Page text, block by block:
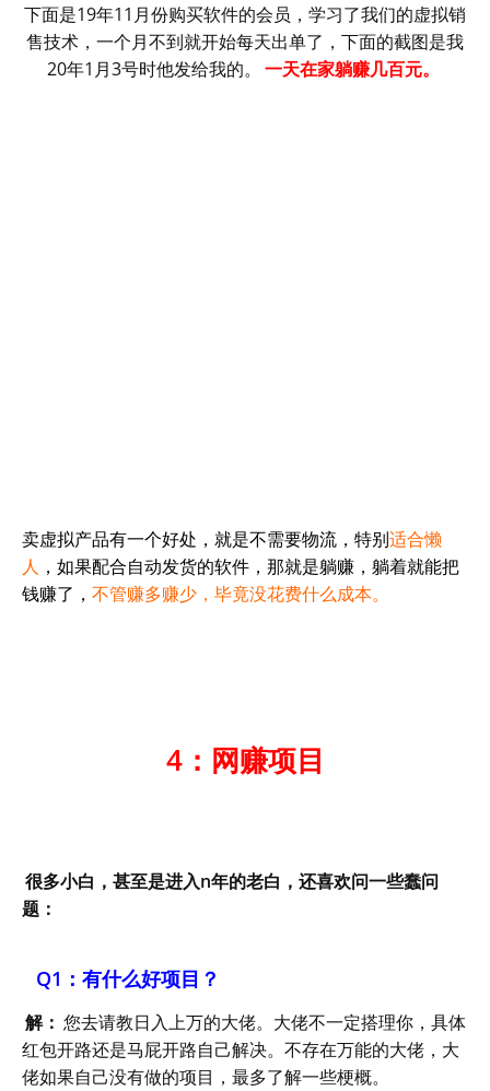
下面是19年11月份购买软件的会员，学习了我们的虚拟销
售技术，一个月不到就开始每天出单了，下面的截图是我
20年1月3号时他发给我的。
一天在家躺赚几百元。
卖虚拟产品有一个好处，就是不需要物流，特别适合懒
人 ，如果配合自动发货的软件，那就是躺赚，躺着就能把
钱赚了， 不管赚多赚少，毕竟没花费什么成本。
4：网赚项目
很多小白，甚至是进入n年的老白，还喜欢问一些蠢问
题：
Q1：有什么好项目？
解： 您去请教日入上万的大佬。大佬不一定搭理你，具体
红包开路还是马屁开路自己解决。不存在万能的大佬，大
佬如果自己没有做的项目，最多了解一些梗概。